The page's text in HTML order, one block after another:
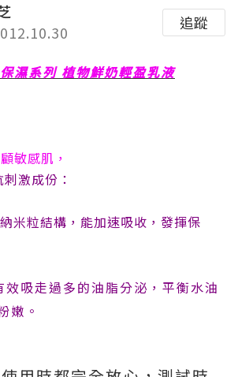
追蹤
濕系列 植物鮮奶輕盈乳液
敏感肌，
激成份：
米粒結構，能加速吸收，發揮保
吸走過多的油脂分泌，平衡水油
嫩。